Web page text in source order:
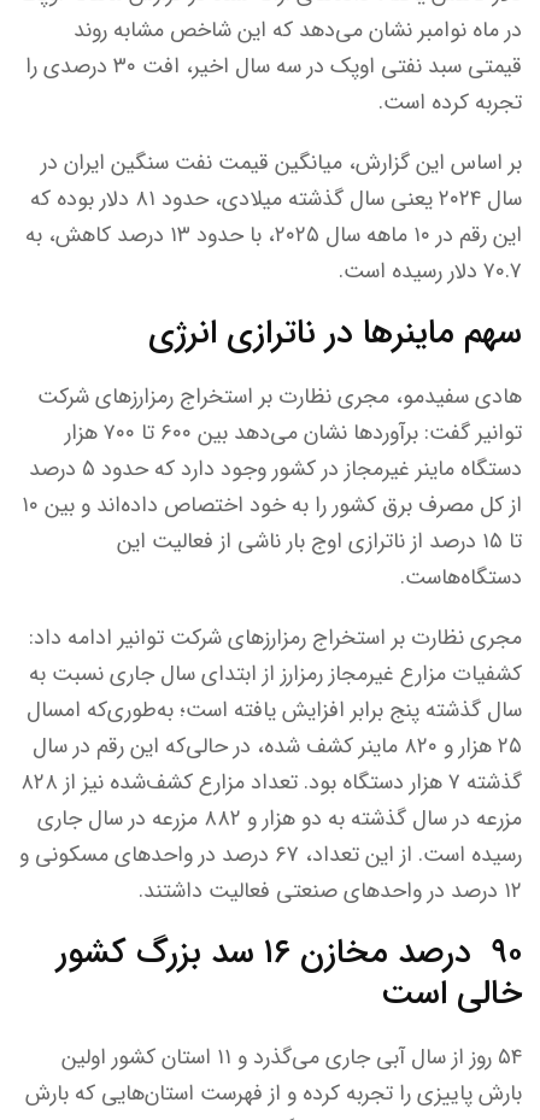
در ماه نوامبر نشان می‌دهد که این شاخص مشابه روند
قیمتی سبد نفتی اوپک در سه سال اخیر، افت ۳۰ درصدی را
تجربه کرده است.
بر اساس این گزارش، میانگین قیمت نفت سنگین ایران در
سال ۲۰۲۴ یعنی سال گذشته میلادی، حدود ۸۱ دلار بوده که
این رقم در ۱۰ ماهه سال ۲۰۲۵، با حدود ۱۳ درصد کاهش، به
۷۰.۷ دلار رسیده است.
سهم ماینرها در ناترازی انرژی
هادی سفیدمو، مجری نظارت بر استخراج رمزارزهای شرکت
توانیر گفت: برآوردها نشان می‌دهد بین ۶۰۰ تا ۷۰۰ هزار
دستگاه ماینر غیرمجاز در کشور وجود دارد که حدود ۵ درصد
از کل مصرف برق کشور را به خود اختصاص داده‌اند و بین ۱۰
تا ۱۵ درصد از ناترازی اوج بار ناشی از فعالیت این
دستگاه‌هاست.
مجری نظارت بر استخراج رمزارزهای شرکت توانیر ادامه داد:
کشفیات مزارع غیرمجاز رمزارز از ابتدای سال جاری نسبت به
سال گذشته پنج برابر افزایش یافته است؛ به‌طوری‌که امسال
۲۵ هزار و ۸۲۰ ماینر کشف شده، در حالی‌که این رقم در سال
گذشته ۷ هزار دستگاه بود. تعداد مزارع کشف‌شده نیز از ۸۲۸
مزرعه در سال گذشته به دو هزار و ۸۸۲ مزرعه در سال جاری
رسیده است. از این تعداد، ۶۷ درصد در واحدهای مسکونی و
۱۲ درصد در واحدهای صنعتی فعالیت داشتند.
۹۰ درصد مخازن ۱۶ سد بزرگ کشور
خالی است
۵۴ روز از سال آبی جاری می‌گذرد و ۱۱ استان کشور اولین
بارش پاییزی را تجربه کرده و از فهرست استان‌هایی که بارش